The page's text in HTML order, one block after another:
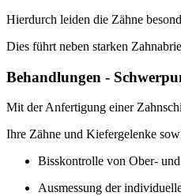
Hierdurch leiden die Zähne
Dies führt neben starken
Behandlungen -
Mit der Anfertigung einer
Ihre Zähne und Kiefergelenke
Bisskontrolle von Ober-
Ausmessung der